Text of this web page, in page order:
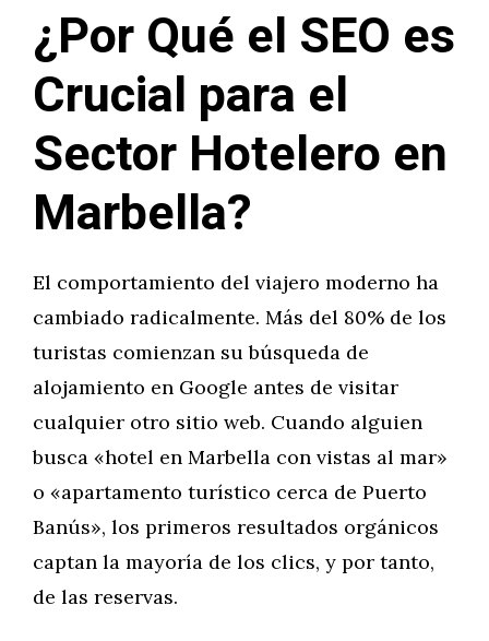
¿Por Qué el SEO es
Crucial para el
Sector Hotelero en
Marbella?
El comportamiento del viajero moderno ha
cambiado radicalmente. Más del 80% de los
turistas comienzan su búsqueda de
alojamiento en Google antes de visitar
cualquier otro sitio web. Cuando alguien
busca «hotel en Marbella con vistas al mar»
o «apartamento turístico cerca de Puerto
Banús», los primeros resultados orgánicos
captan la mayoría de los clics, y por tanto,
de las reservas.